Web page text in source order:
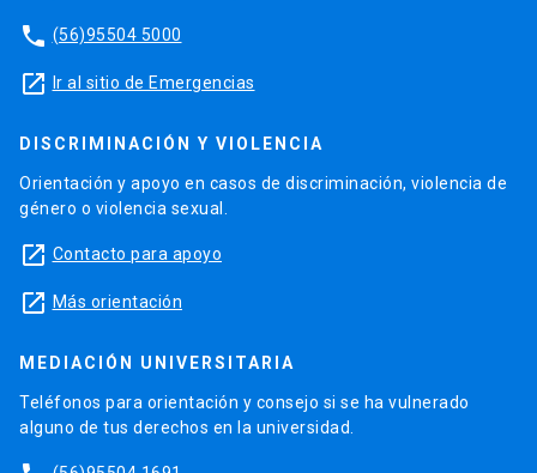
phone (56)95504 5000
launch Ir al sitio de Emergencias
DISCRIMINACIÓN Y VIOLENCIA
Orientación y apoyo en casos de discriminación, violencia de
género o violencia sexual.
launch Contacto para apoyo
launch Más orientación
MEDIACIÓN UNIVERSITARIA
Teléfonos para orientación y consejo si se ha vulnerado
alguno de tus derechos en la universidad.